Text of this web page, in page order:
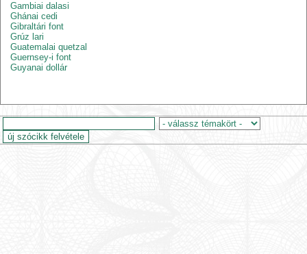
Gambiai dalasi
Ghánai cedi
Gibraltári font
Grúz lari
Guatemalai quetzal
Guernsey-i font
Guyanai dollár